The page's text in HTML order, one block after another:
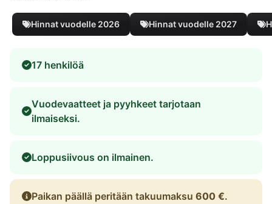
Hinnat vuodelle 2026 Hinnat vuodelle 2027
17 henkilöä
Vuodevaatteet ja pyyhkeet tarjotaan
ilmaiseksi.
Loppusiivous on ilmainen.
Paikan päällä peritään takuumaksu 600 €.